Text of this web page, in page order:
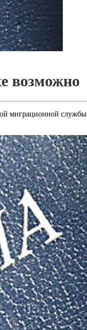
возможно
миграционной службы